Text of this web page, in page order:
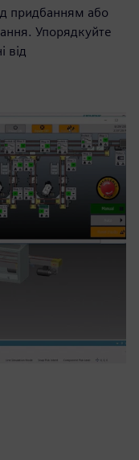
придбанням або
Упорядкуйте
від